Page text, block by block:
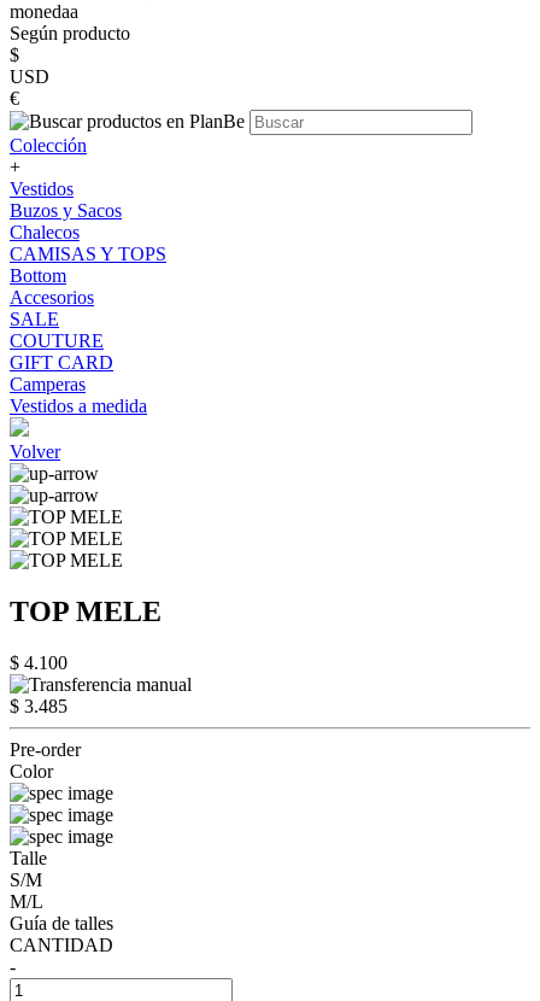
monedaa
Según producto
$
USD
€
Colección
+
Vestidos
Buzos y Sacos
Chalecos
CAMISAS Y TOPS
Bottom
Accesorios
SALE
COUTURE
GIFT CARD
Camperas
Vestidos a medida
Volver
TOP MELE
$ 4.100
$ 3.485
Pre-order
Color
Talle
S/M
M/L
Guía de talles
CANTIDAD
-